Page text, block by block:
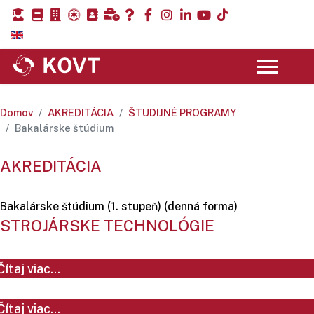
Domov AKREDITÁCIA
ŠTUDIJNÉ PROGRAMY
Bakalárske štúdium
AKREDITÁCIA
Bakalárske štúdium (1. stupeň) (denná forma)
STROJÁRSKE TECHNOLÓGIE
viac...
viac...